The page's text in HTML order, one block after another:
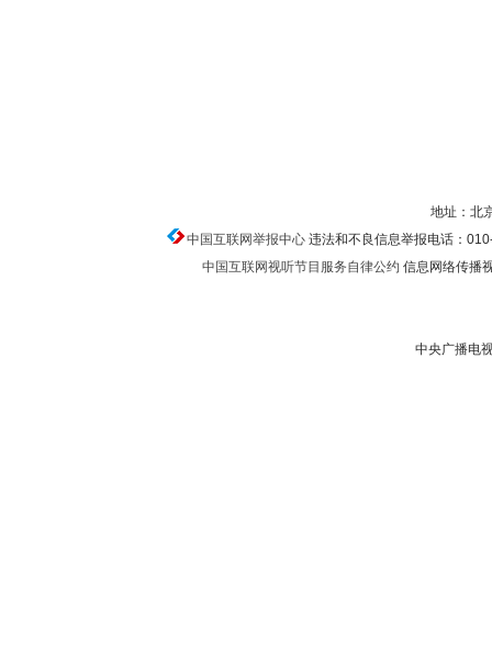
地址：北
中国互联网举报中心违法和不良信息举报电话：
中国互联网视听节目服务自律公约 信息网络传播
中央广播电